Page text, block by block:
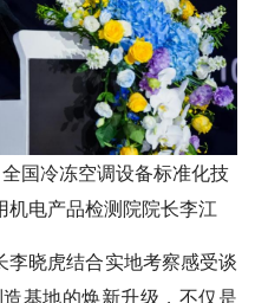
国冷冻空调设备标准化技
机电产品检测院院长李江
晓虎结合实地考察感受谈
基地的焕新升级，不仅是